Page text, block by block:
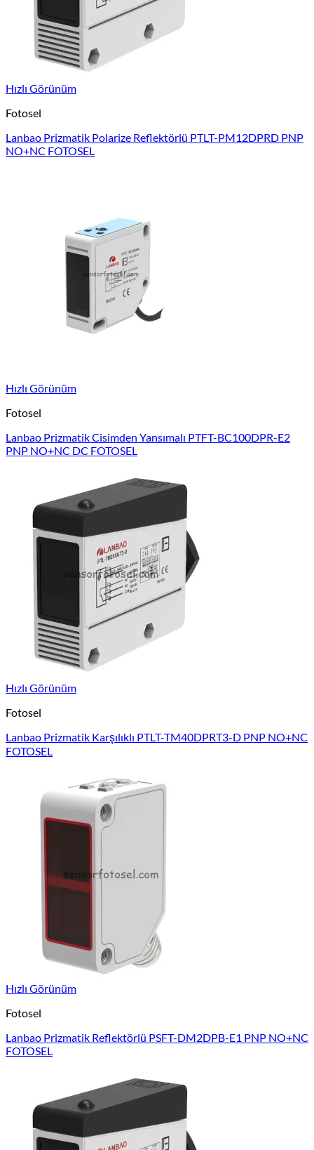
Hızlı Görünüm
Fotosel
Lanbao Prizmatik Polarize Reflektörlü PTLT-PM12DPRD PNP
NO+NC FOTOSEL
Hızlı Görünüm
Fotosel
Lanbao Prizmatik Cisimden Yansımalı PTFT-BC100DPR-E2
PNP NO+NC DC FOTOSEL
Hızlı Görünüm
Fotosel
Lanbao Prizmatik Karşılıklı PTLT-TM40DPRT3-D PNP NO+NC
FOTOSEL
Hızlı Görünüm
Fotosel
Lanbao Prizmatik Reflektörlü PSFT-DM2DPB-E1 PNP NO+NC
FOTOSEL